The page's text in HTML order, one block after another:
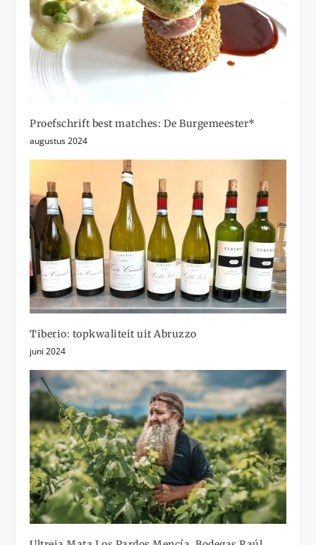
Proefschrift best matches: De Burgemeester*
augustus 2024
Tiberio: topkwaliteit uit Abruzzo
juni 2024